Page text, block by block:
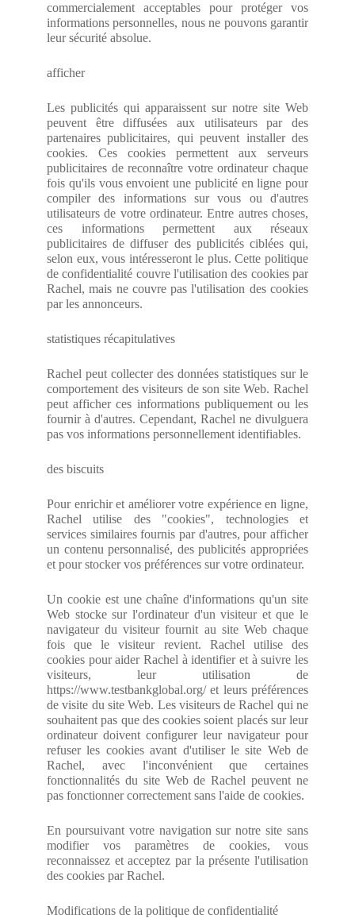
commercialement acceptables pour protéger vos
informations personnelles, nous ne pouvons garantir
leur sécurité absolue.
afficher
Les publicités qui apparaissent sur notre site Web
peuvent être diffusées aux utilisateurs par des
partenaires publicitaires, qui peuvent installer des
cookies. Ces cookies permettent aux serveurs
publicitaires de reconnaître votre ordinateur chaque
fois qu'ils vous envoient une publicité en ligne pour
compiler des informations sur vous ou d'autres
utilisateurs de votre ordinateur. Entre autres choses,
ces informations permettent aux réseaux
publicitaires de diffuser des publicités ciblées qui,
selon eux, vous intéresseront le plus. Cette politique
de confidentialité couvre l'utilisation des cookies par
Rachel, mais ne couvre pas l'utilisation des cookies
par les annonceurs.
statistiques récapitulatives
Rachel peut collecter des données statistiques sur le
comportement des visiteurs de son site Web. Rachel
peut afficher ces informations publiquement ou les
fournir à d'autres. Cependant, Rachel ne divulguera
pas vos informations personnellement identifiables.
des biscuits
Pour enrichir et améliorer votre expérience en ligne,
Rachel utilise des "cookies", technologies et
services similaires fournis par d'autres, pour afficher
un contenu personnalisé, des publicités appropriées
et pour stocker vos préférences sur votre ordinateur.
Un cookie est une chaîne d'informations qu'un site
Web stocke sur l'ordinateur d'un visiteur et que le
navigateur du visiteur fournit au site Web chaque
fois que le visiteur revient. Rachel utilise des
cookies pour aider Rachel à identifier et à suivre les
visiteurs, leur utilisation de
https://www.testbankglobal.org/ et leurs préférences
de visite du site Web. Les visiteurs de Rachel qui ne
souhaitent pas que des cookies soient placés sur leur
ordinateur doivent configurer leur navigateur pour
refuser les cookies avant d'utiliser le site Web de
Rachel, avec l'inconvénient que certaines
fonctionnalités du site Web de Rachel peuvent ne
pas fonctionner correctement sans l'aide de cookies.
En poursuivant votre navigation sur notre site sans
modifier vos paramètres de cookies, vous
reconnaissez et acceptez par la présente l'utilisation
des cookies par Rachel.
Modifications de la politique de confidentialité